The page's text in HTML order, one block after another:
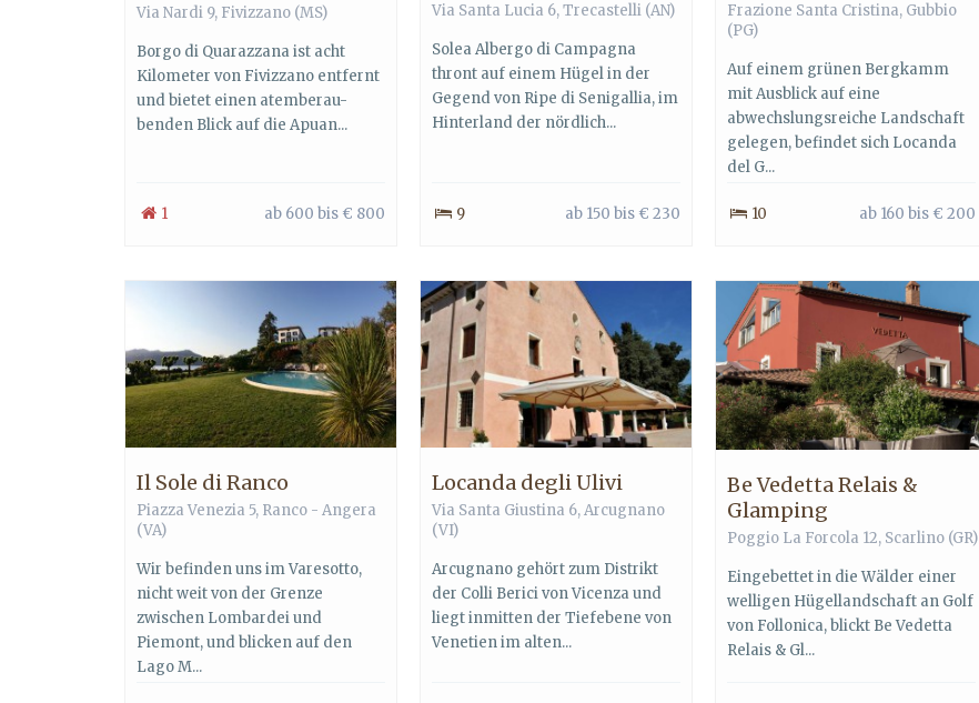
Via Nardi 9, Fivizzano (MS)
Borgo di Quarazzana ist acht
Kilometer von Fivizzano entfernt
und bietet einen atemberau-
benden Blick auf die Apuan...
1 ab 600 bis € 800
Via Santa Lucia 6, Trecastelli (AN)
Solea Albergo di Campagna
thront auf einem Hügel in der
Gegend von Ripe di Senigallia, im
Hinterland der nördlich...
9 ab 150 bis € 230
Frazione Santa Cristina, Gubbio
(PG)
Auf einem grünen Bergkamm
mit Ausblick auf eine
abwechslungsreiche Landschaft
gelegen, befindet sich Locanda
del G...
10 ab 160 bis € 200
Il Sole di Ranco
Piazza Venezia 5, Ranco - Angera
(VA)
Wir befinden uns im Varesotto,
nicht weit von der Grenze
zwischen Lombardei und
Piemont, und blicken auf den
Lago M...
Locanda degli Ulivi
Via Santa Giustina 6, Arcugnano
(VI)
Arcugnano gehört zum Distrikt
der Colli Berici von Vicenza und
liegt inmitten der Tiefebene von
Venetien im alten...
Be Vedetta Relais &
Glamping
Poggio La Forcola 12, Scarlino (GR)
Eingebettet in die Wälder einer
welligen Hügellandschaft an Golf
von Follonica, blickt Be Vedetta
Relais & Gl...